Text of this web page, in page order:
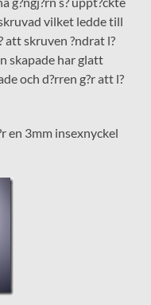
vilket ledde till
att skruven ?ndrat l?
skapade har glatt
och d?rren g?r att l?
en 3mm insexnyckel